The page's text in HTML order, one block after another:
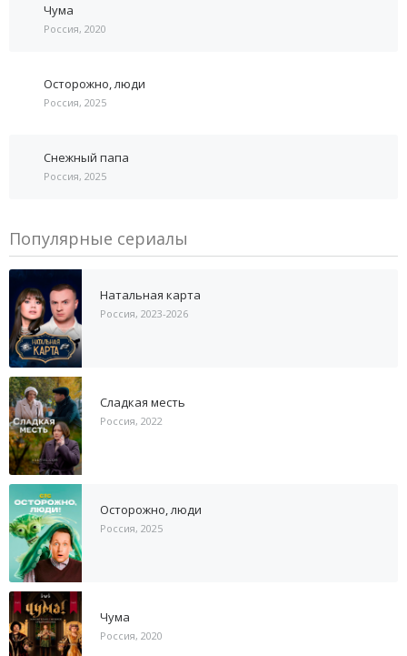
Чума
Россия, 2020
Осторожно, люди
Россия, 2025
Снежный папа
Россия, 2025
Популярные сериалы
Натальная карта
Россия, 2023-2026
Сладкая месть
Россия, 2022
Осторожно, люди
Россия, 2025
Чума
Россия, 2020